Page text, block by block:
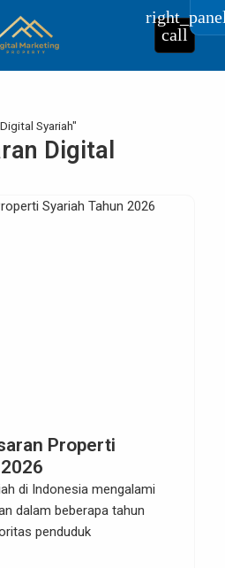
call
Syariah"
Digital
Properti
di Indonesia mengalami
dalam beberapa tahun
penduduk